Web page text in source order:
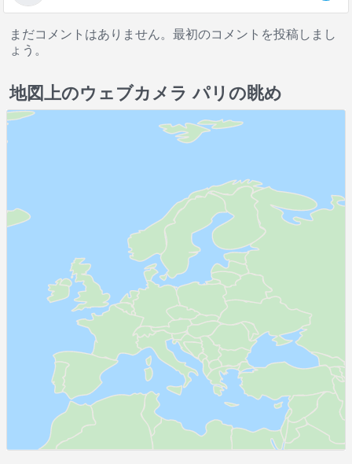
まだコメントはありません。最初のコメントを投稿しまし
ょう。
地図上のウェブカメラ パリの眺め